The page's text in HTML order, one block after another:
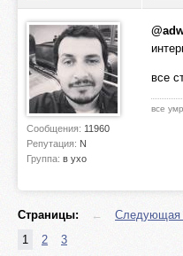
Сообщения: 11960
Репутация: N
Группа: в ухо
все
все
Страницы: ← Следующая
1
2 3